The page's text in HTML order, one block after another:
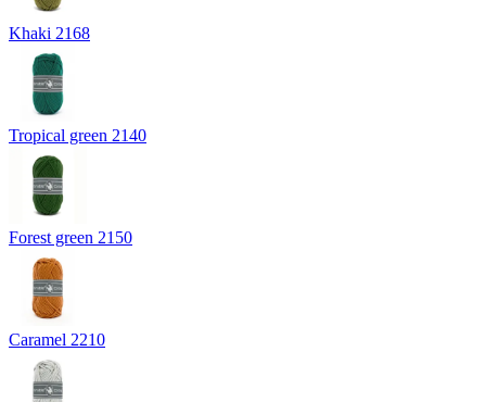
Khaki 2168
Tropical green 2140
Forest green 2150
Caramel 2210